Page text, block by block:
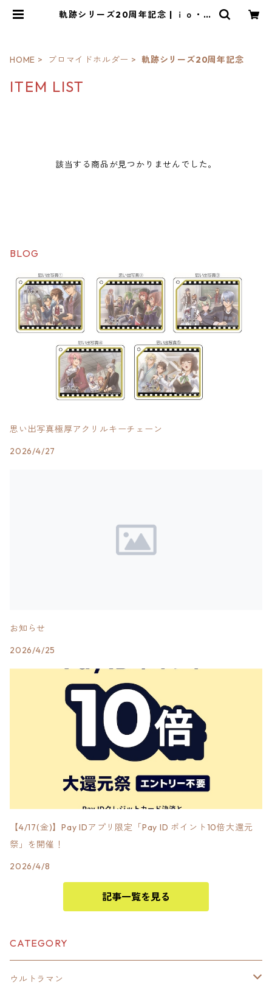
軌跡シリーズ20周年記念 | ｉｏ・琳
HOME ブロマイドホルダー 軌跡シリーズ20周年記念
ITEM LIST
該当する商品が見つかりませんでした。
BLOG
思い出写真極厚アクリルキーチェーン
2026/4/27
お知らせ
2026/4/25
【4/17(金)】Pay IDアプリ限定「Pay ID ポイント10倍大還元
祭」を開催！
2026/4/8
記事一覧を見る
CATEGORY
ウルトラマン